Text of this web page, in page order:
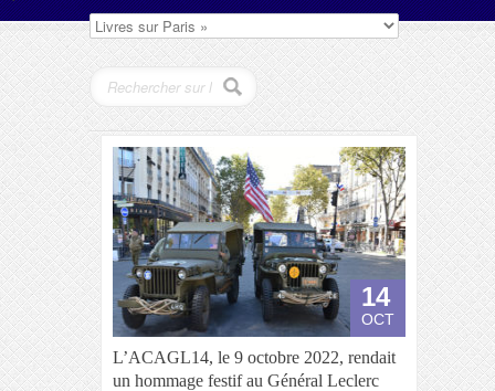
14
OCT
L’ACAGL14, le 9 octobre 2022, rendait
un hommage festif au Général Leclerc